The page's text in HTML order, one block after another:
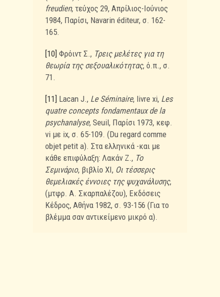
freudien, τεύχος 29, Απρίλιος-Ιούνιος
1984, Παρίσι, Navarin éditeur, σ. 162-
165.
[10] Φρόιντ Σ., Τρεις μελέτες για τη
θεωρία της σεξουαλικότητας, ό.π., σ.
71.
[11] Lacan J., Le Séminaire, livre xi, Les
quatre concepts fondamentaux de la
psychanalyse, Seuil, Παρίσι 1973, κεφ.
vi με ix, σ. 65-109. (Du regard comme
objet petit a). Στα ελληνικά -και με
κάθε επιφύλαξη: Λακάν Ζ., Το
Σεμινάριο, βιβλίο XI, Οι τέσσερις
θεμελιακές έννοιες της ψυχανάλυσης,
(μτφρ. Α. Σκαρπαλέζου), Εκδόσεις
Κέδρος, Αθήνα 1982, σ. 93-156 (Για το
βλέμμα σαν αντικείμενο μικρό α).